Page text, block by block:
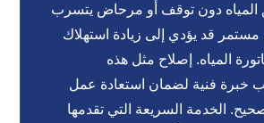
المياه دون توقف أو مرحاض يتسرب
قد يؤدي إلى زيادة استهلاك
المياه. إصلاح مثل هذه
خبرة فنية لضمان استعادة عمل
الخدمة السريعة التي تقدمها